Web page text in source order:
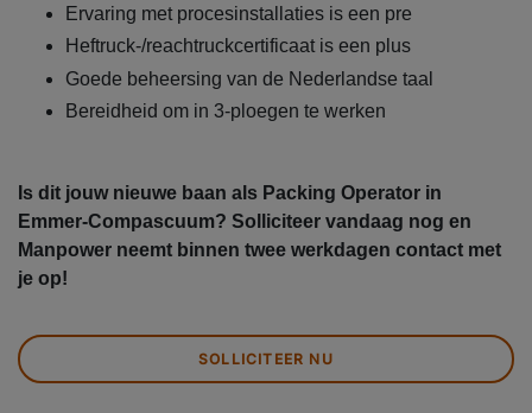
Ervaring met procesinstallaties is een pre
Heftruck-/reachtruckcertificaat is een plus
Goede beheersing van de Nederlandse taal
Bereidheid om in 3-ploegen te werken
Is dit jouw nieuwe baan als Packing Operator in
Emmer-Compascuum? Solliciteer vandaag nog en
Manpower neemt binnen twee werkdagen contact met
je op!
SOLLICITEER NU